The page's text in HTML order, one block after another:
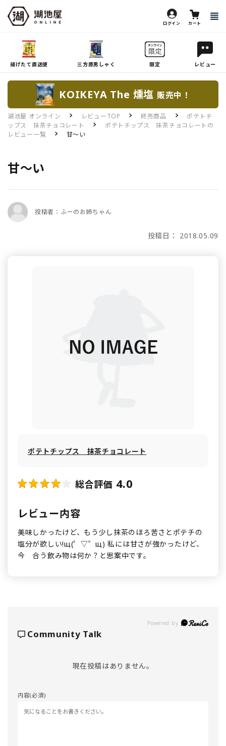
ログイン カート
揚げたて直送便 三方原男しゃく 限定 レビュー
KOIKEYA The 燻塩 販売中！
湖池屋 オンライン レビューTOP 終売商品
ポテトチ
ップス 抹茶チョコレート
ポテトチップス 抹茶チョコレートの
レビュー一覧
甘～い
甘～い
投稿者：ふーのお姉ちゃん
投稿日： 2018.05.09
ポテトチップス 抹茶チョコレート
総合評価 4.0
レビュー内容
美味しかったけど、もう少し抹茶のほろ苦さとポテチの
塩分が欲しい!щ(゜▽゜щ) 私には甘さが強かったけど、
今 合う飲み物は何か？と思案中です。
Powered by
Community Talk
現在投稿はありません。
内容(必須)